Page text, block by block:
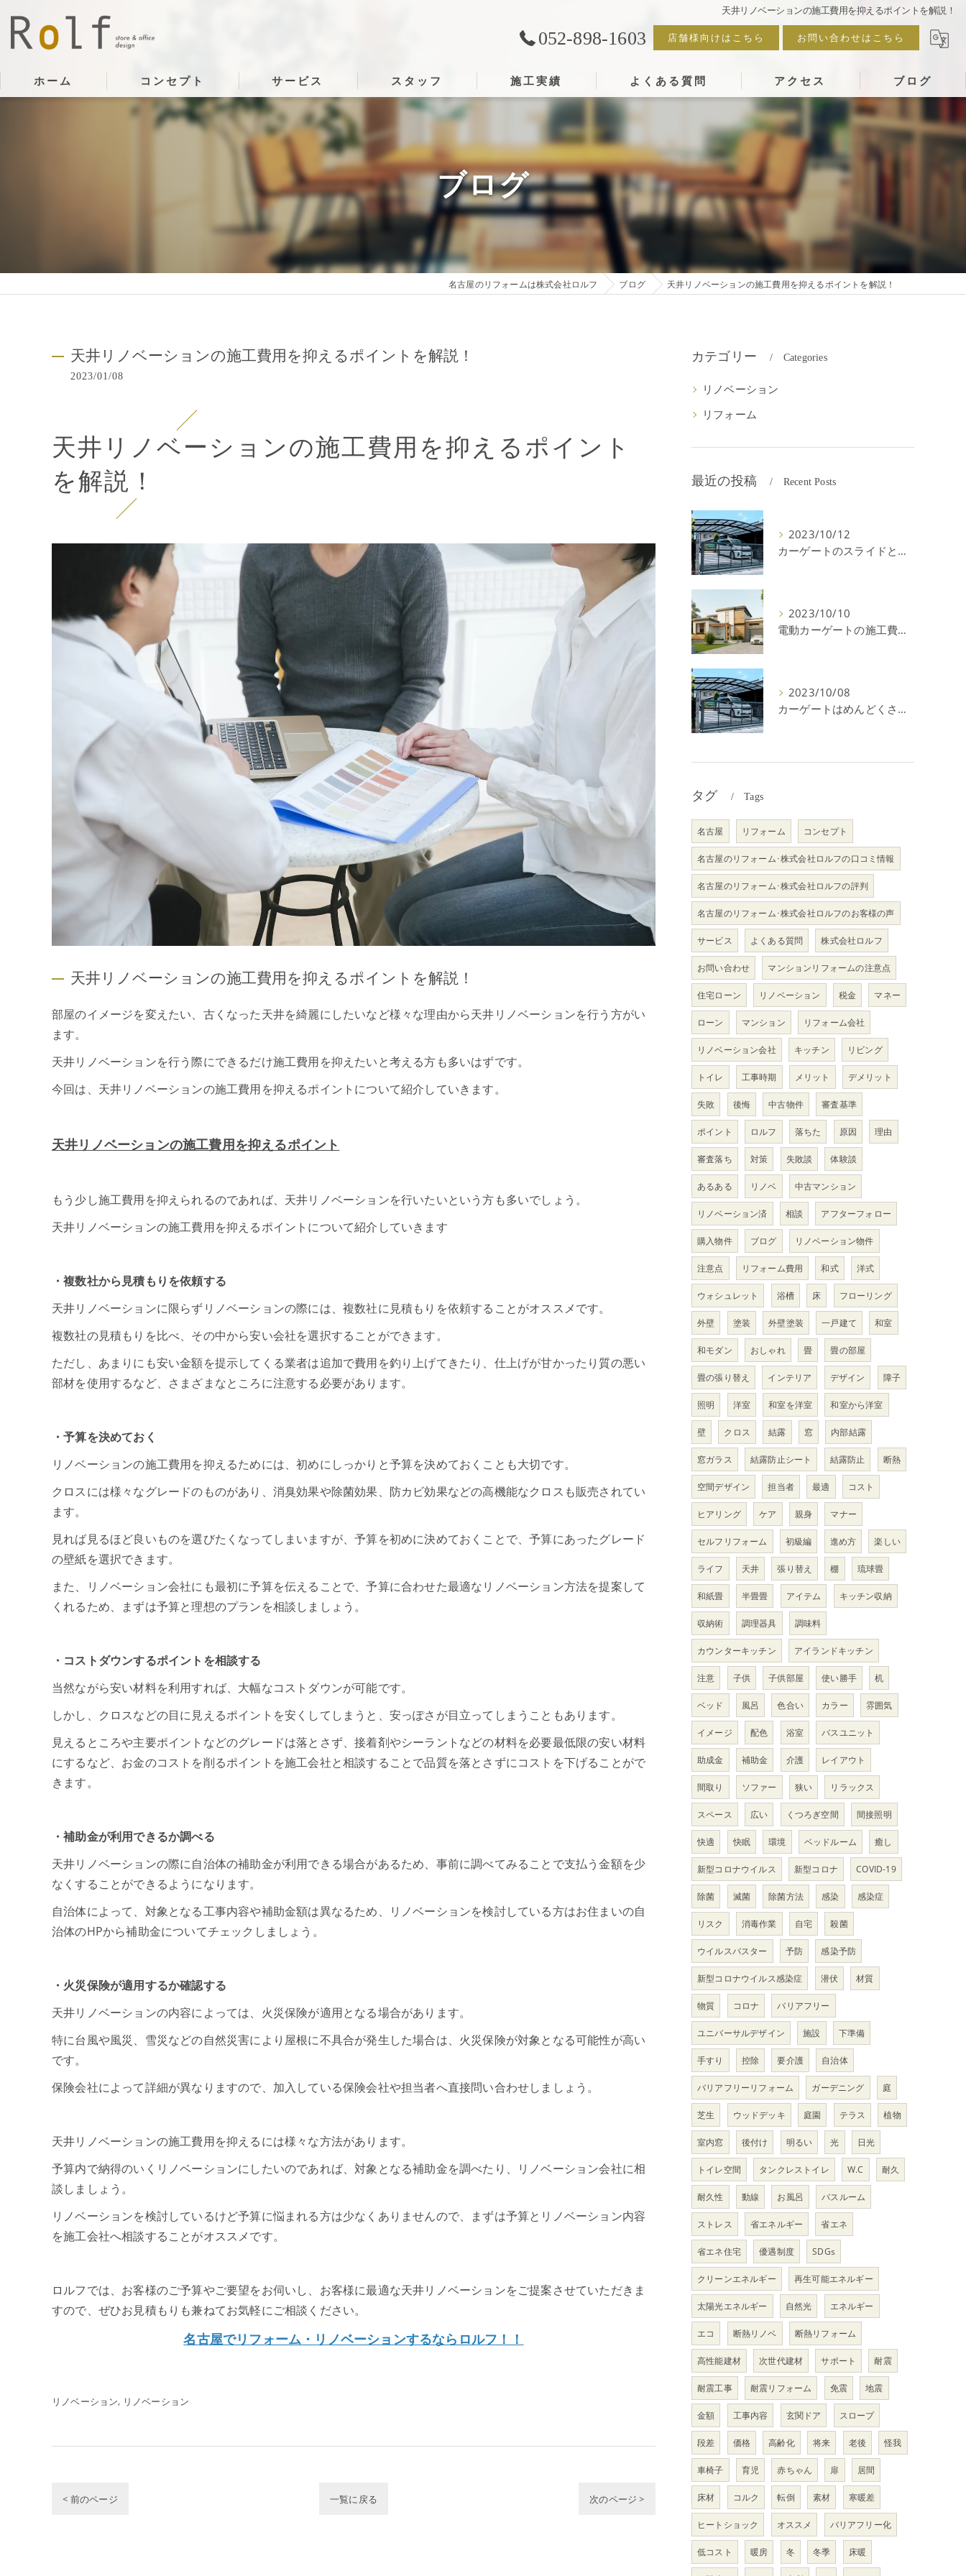
天井リノベーションの施工費用を抑えるポイントを解説！
052-898-1603 店舗様向けはこちら お問い合わせはこちら
ホーム コンセプト サービス スタッフ 施工実績 よくある質問 アクセス ブログ
ブログ
名古屋のリフォームは株式会社ロルフ ブログ 天井リノベーションの施工費用を抑えるポイントを解説！
天井リノベーションの施工費用を抑えるポイントを解説！
2023/01/08
天井リノベーションの施工費用を抑えるポイント
を解説！
天井リノベーションの施工費用を抑えるポイントを解説！
部屋のイメージを変えたい、古くなった天井を綺麗にしたいなど様々な理由から天井リノベーションを行う方がい
ます。
天井リノベーションを行う際にできるだけ施工費用を抑えたいと考える方も多いはずです。
今回は、天井リノベーションの施工費用を抑えるポイントについて紹介していきます。
天井リノベーションの施工費用を抑えるポイント
もう少し施工費用を抑えられるのであれば、天井リノベーションを行いたいという方も多いでしょう。
天井リノベーションの施工費用を抑えるポイントについて紹介していきます
・複数社から見積もりを依頼する
天井リノベーションに限らずリノベーションの際には、複数社に見積もりを依頼することがオススメです。
複数社の見積もりを比べ、その中から安い会社を選択することができます。
ただし、あまりにも安い金額を提示してくる業者は追加で費用を釣り上げてきたり、仕上げが甘かったり質の悪い
部材を使用するなど、さまざまなところに注意する必要があります。
・予算を決めておく
リノベーションの施工費用を抑えるためには、初めにしっかりと予算を決めておくことも大切です。
クロスには様々なグレードのものがあり、消臭効果や除菌効果、防カビ効果などの高機能なクロスも販売されてい
ます。
見れば見るほど良いものを選びたくなってしまいますが、予算を初めに決めておくことで、予算にあったグレード
の壁紙を選択できます。
また、リノベーション会社にも最初に予算を伝えることで、予算に合わせた最適なリノベーション方法を提案して
くれるため、まずは予算と理想のプランを相談しましょう。
・コストダウンするポイントを相談する
当然ながら安い材料を利用すれば、大幅なコストダウンが可能です。
しかし、クロスなどの目に見えるポイントを安くしてしまうと、安っぽさが目立ってしまうこともあります。
見えるところや主要ポイントなどのグレードは落とさず、接着剤やシーラントなどの材料を必要最低限の安い材料
にするなど、お金のコストを削るポイントを施工会社と相談することで品質を落とさずにコストを下げることがで
きます。
・補助金が利用できるか調べる
天井リノベーションの際に自治体の補助金が利用できる場合があるため、事前に調べてみることで支払う金額を少
なくすることができるようになります。
自治体によって、対象となる工事内容や補助金額は異なるため、リノベーションを検討している方はお住まいの自
治体のHPから補助金についてチェックしましょう。
・火災保険が適用するか確認する
天井リノベーションの内容によっては、火災保険が適用となる場合があります。
特に台風や風災、雪災などの自然災害により屋根に不具合が発生した場合は、火災保険が対象となる可能性が高い
です。
保険会社によって詳細が異なりますので、加入している保険会社や担当者へ直接問い合わせしましょう。
天井リノベーションの施工費用を抑えるには様々な方法があります。
予算内で納得のいくリノベーションにしたいのであれば、対象となる補助金を調べたり、リノベーション会社に相
談しましょう。
リノベーションを検討しているけど予算に悩まれる方は少なくありませんので、まずは予算とリノベーション内容
を施工会社へ相談することがオススメです。
ロルフでは、お客様のご予算やご要望をお伺いし、お客様に最適な天井リノベーションをご提案させていただきま
すので、ぜひお見積もりも兼ねてお気軽にご相談ください。
名古屋でリフォーム・リノベーションするならロルフ！！
リノベーション リノベーション
< 前のページ 一覧に戻る 次のページ >
カテゴリー Categories
リノベーション
リフォーム
最近の投稿 Recent Posts
2023/10/12
カーゲートのスライドと跳ね上げの違いやメリットデメリットを解説！
2023/10/10
電動カーゲートの施工費用はいくら？耐用年数や注意点を解説！
2023/10/08
カーゲートはめんどくさい＆後悔？メリット・デメリットを解説！
タグ Tags
名古屋 リフォーム コンセプト
名古屋のリフォーム･株式会社ロルフの口コミ情報
名古屋のリフォーム･株式会社ロルフの評判
名古屋のリフォーム･株式会社ロルフのお客様の声
サービス よくある質問 株式会社ロルフ
お問い合わせ マンションリフォームの注意点
住宅ローン リノベーション 税金 マネー
ローン マンション リフォーム会社
リノベーション会社 キッチン リビング
トイレ 工事時期 メリット デメリット
失敗 後悔 中古物件 審査基準
ポイント ロルフ 落ちた 原因 理由
審査落ち 対策 失敗談 体験談
あるある リノベ 中古マンション
リノベーション済 相談 アフターフォロー
購入物件 ブログ リノベーション物件
注意点 リフォーム費用 和式 洋式
ウォシュレット 浴槽 床 フローリング
外壁 塗装 外壁塗装 一戸建て 和室
和モダン おしゃれ 畳 畳の部屋
畳の張り替え インテリア デザイン 障子
照明 洋室 和室を洋室 和室から洋室
壁 クロス 結露 窓 内部結露
窓ガラス 結露防止シート 結露防止 断熱
空間デザイン 担当者 最適 コスト
ヒアリング ケア 親身 マナー
セルフリフォーム 初級編 進め方 楽しい
ライフ 天井 張り替え 棚 琉球畳
和紙畳 半畳畳 アイテム キッチン収納
収納術 調理器具 調味料
カウンターキッチン アイランドキッチン
注意 子供 子供部屋 使い勝手 机
ベッド 風呂 色合い カラー 雰囲気
イメージ 配色 浴室 バスユニット
助成金 補助金 介護 レイアウト
間取り ソファー 狭い リラックス
スペース 広い くつろぎ空間 間接照明
快適 快眠 環境 ベッドルーム 癒し
新型コロナウイルス 新型コロナ COVID-19
除菌 滅菌 除菌方法 感染 感染症
リスク 消毒作業 自宅 殺菌
ウイルスバスター 予防 感染予防
新型コロナウイルス感染症 潜伏 材質
物質 コロナ バリアフリー
ユニバーサルデザイン 施設 下準備
手すり 控除 要介護 自治体
バリアフリーリフォーム ガーデニング 庭
芝生 ウッドデッキ 庭園 テラス 植物
室内窓 後付け 明るい 光 日光
トイレ空間 タンクレストイレ W.C 耐久
耐久性 動線 お風呂 バスルーム
ストレス 省エネルギー 省エネ
省エネ住宅 優遇制度 SDGs
クリーンエネルギー 再生可能エネルギー
太陽光エネルギー 自然光 エネルギー
エコ 断熱リノベ 断熱リフォーム
高性能建材 次世代建材 サポート 耐震
耐震工事 耐震リフォーム 免震 地震
金額 工事内容 玄関ドア スロープ
段差 価格 高齢化 将来 老後 怪我
車椅子 育児 赤ちゃん 扉 居間
床材 コルク 転倒 素材 寒暖差
ヒートショック オススメ バリアフリー化
低コスト 暖房 冬 冬季 床暖